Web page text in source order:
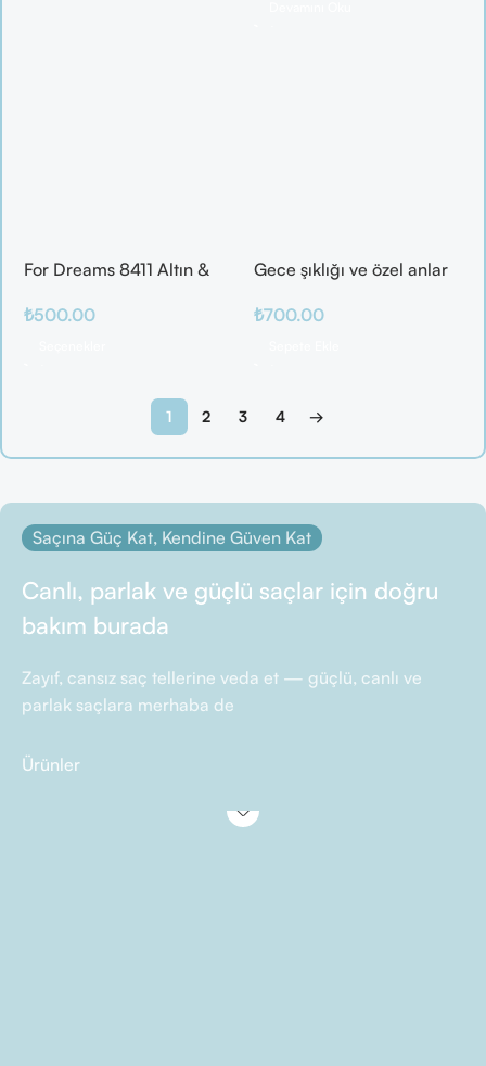
For Dreams 8411 Altın &
Takımı
₺500.00
Gece şıklığı ve özel anlar
₺700.00
1 2 3 4 →
Saçına Güç Kat, Kendine Güven Kat
Canlı, parlak ve güçlü saçlar için doğru
bakım burada
Zayıf, cansız saç tellerine veda et — güçlü, canlı ve
parlak saçlara merhaba de
Ürünler